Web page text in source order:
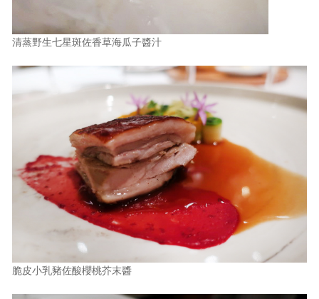
清蒸野生七星斑佐香草海瓜子醬汁
脆皮小乳豬佐酸櫻桃芥末醬